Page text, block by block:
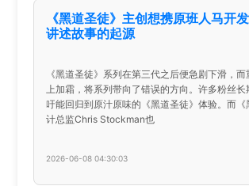
《黑道圣徒》主创想携原班人马开
讲述故事的起源
《黑道圣徒》系列在第三代之后便急剧下滑，
上加霜，将系列带向了错误的方向。许多粉丝
吁能回归到原汁原味的《黑道圣徒》体验。而《
计总监Chris Stockman也
2026-06-08 04:30:03